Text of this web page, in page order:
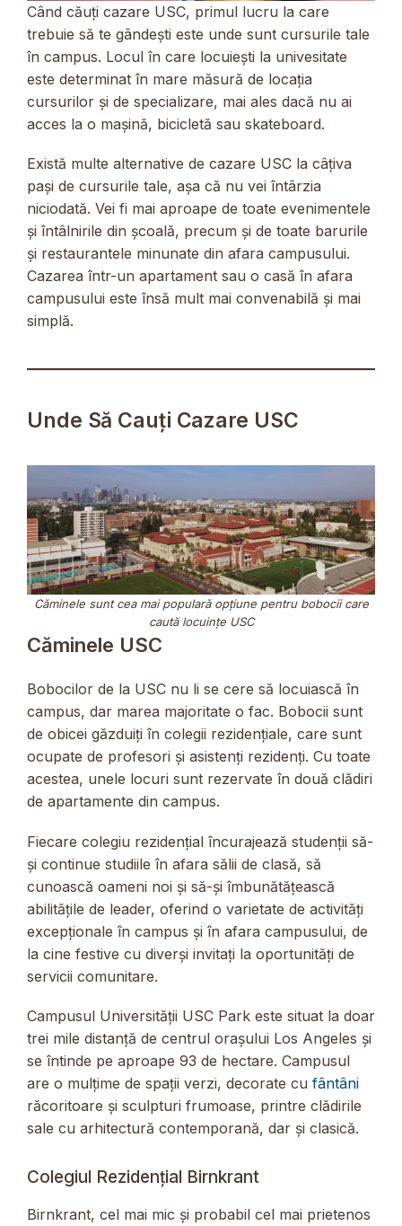
Când căuți cazare USC, primul lucru la care
trebuie să te gândești este unde sunt cursurile tale
în campus. Locul în care locuiești la univesitate
este determinat în mare măsură de locația
cursurilor și de specializare, mai ales dacă nu ai
acces la o mașină, bicicletă sau skateboard.
Există multe alternative de cazare USC la câțiva
pași de cursurile tale, așa că nu vei întârzia
niciodată. Vei fi mai aproape de toate evenimentele
și întâlnirile din școală, precum și de toate barurile
și restaurantele minunate din afara campusului.
Cazarea într-un apartament sau o casă în afara
campusului este însă mult mai convenabilă și mai
simplă.
Unde Să Cauți Cazare USC
Căminele sunt cea mai populară opțiune pentru bobocii care
caută locuințe USC
Căminele USC
Bobocilor de la USC nu li se cere să locuiască în
campus, dar marea majoritate o fac. Bobocii sunt
de obicei găzduiți în colegii rezidențiale, care sunt
ocupate de profesori și asistenți rezidenți. Cu toate
acestea, unele locuri sunt rezervate în două clădiri
de apartamente din campus.
Fiecare colegiu rezidențial încurajează studenții să-
și continue studiile în afara sălii de clasă, să
cunoască oameni noi și să-și îmbunătățească
abilitățile de leader, oferind o varietate de activități
excepționale în campus și în afara campusului, de
la cine festive cu diverși invitați la oportunități de
servicii comunitare.
Campusul Universității USC Park este situat la doar
trei mile distanță de centrul orașului Los Angeles și
se întinde pe aproape 93 de hectare. Campusul
are o mulțime de spații verzi, decorate cu fântâni
răcoritoare și sculpturi frumoase, printre clădirile
sale cu arhitectură contemporană, dar și clasică.
Colegiul Rezidențial Birnkrant
Birnkrant, cel mai mic și probabil cel mai prietenos